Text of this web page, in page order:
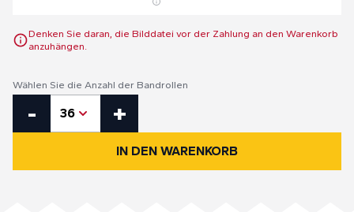
Denken Sie daran, die Bilddatei vor der Zahlung an den Warenkorb
anzuhängen.
Wählen Sie die Anzahl der Bandrollen
- 36 +
IN DEN WARENKORB